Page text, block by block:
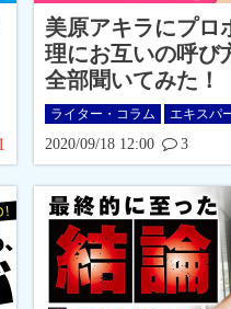
美原アキラにプロ
理にお互いの呼び
全部聞いてみた！
ライター・コラム エキスパ
2020/09/18 12:00 3